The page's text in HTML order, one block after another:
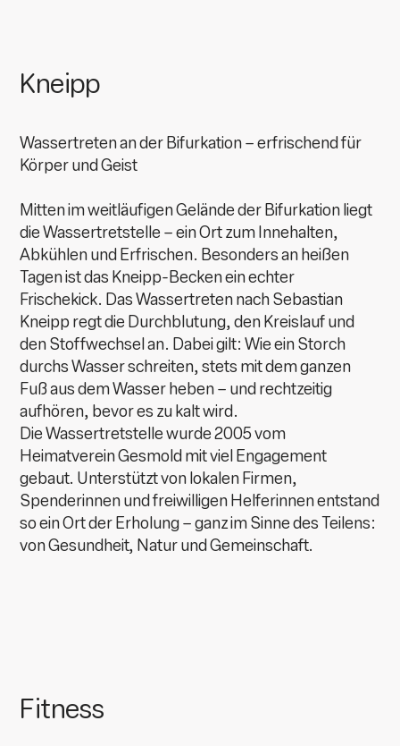
Kneipp
Wassertreten an der Bifurkation – erfrischend für
Körper und Geist
Mitten im weitläufigen Gelände der Bifurkation liegt
die Wassertretstelle – ein Ort zum Innehalten,
Abkühlen und Erfrischen. Besonders an heißen
Tagen ist das Kneipp-Becken ein echter
Frischekick. Das Wassertreten nach Sebastian
Kneipp regt die Durchblutung, den Kreislauf und
den Stoffwechsel an. Dabei gilt: Wie ein Storch
durchs Wasser schreiten, stets mit dem ganzen
Fuß aus dem Wasser heben – und rechtzeitig
aufhören, bevor es zu kalt wird.
Die Wassertretstelle wurde 2005 vom
Heimatverein Gesmold mit viel Engagement
gebaut. Unterstützt von lokalen Firmen,
Spenderinnen und freiwilligen Helferinnen entstand
so ein Ort der Erholung – ganz im Sinne des Teilens:
von Gesundheit, Natur und Gemeinschaft.
Fitness